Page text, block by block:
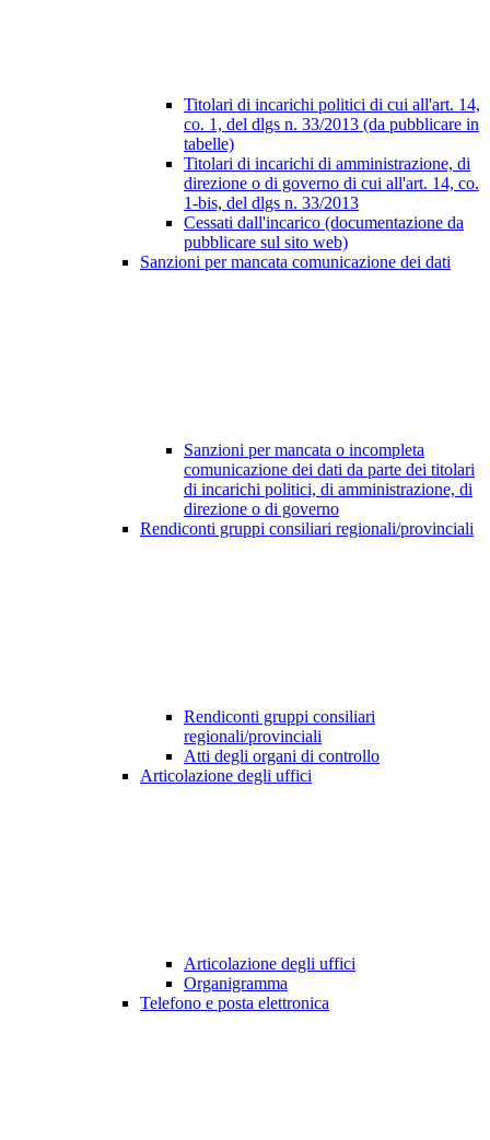
Titolari di incarichi politici di cui all'art. 14,
co. 1, del dlgs n. 33/2013 (da pubblicare in
tabelle)
Titolari di incarichi di amministrazione, di
direzione o di governo di cui all'art. 14, co.
1-bis, del dlgs n. 33/2013
Cessati dall'incarico (documentazione da
pubblicare sul sito web)
Sanzioni per mancata comunicazione dei dati
Sanzioni per mancata o incompleta
comunicazione dei dati da parte dei titolari
di incarichi politici, di amministrazione, di
direzione o di governo
Rendiconti gruppi consiliari regionali/provinciali
Rendiconti gruppi consiliari
regionali/provinciali
Atti degli organi di controllo
Articolazione degli uffici
Articolazione degli uffici
Organigramma
Telefono e posta elettronica